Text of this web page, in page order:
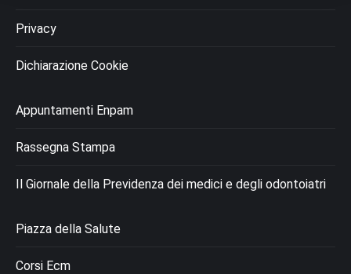
Privacy
Dichiarazione Cookie
Appuntamenti Enpam
Rassegna Stampa
Il Giornale della Previdenza dei medici e degli odontoiatri
Piazza della Salute
Corsi Ecm